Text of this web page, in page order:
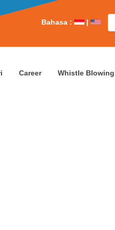
Bahasa : |
Career Whistle Blowing